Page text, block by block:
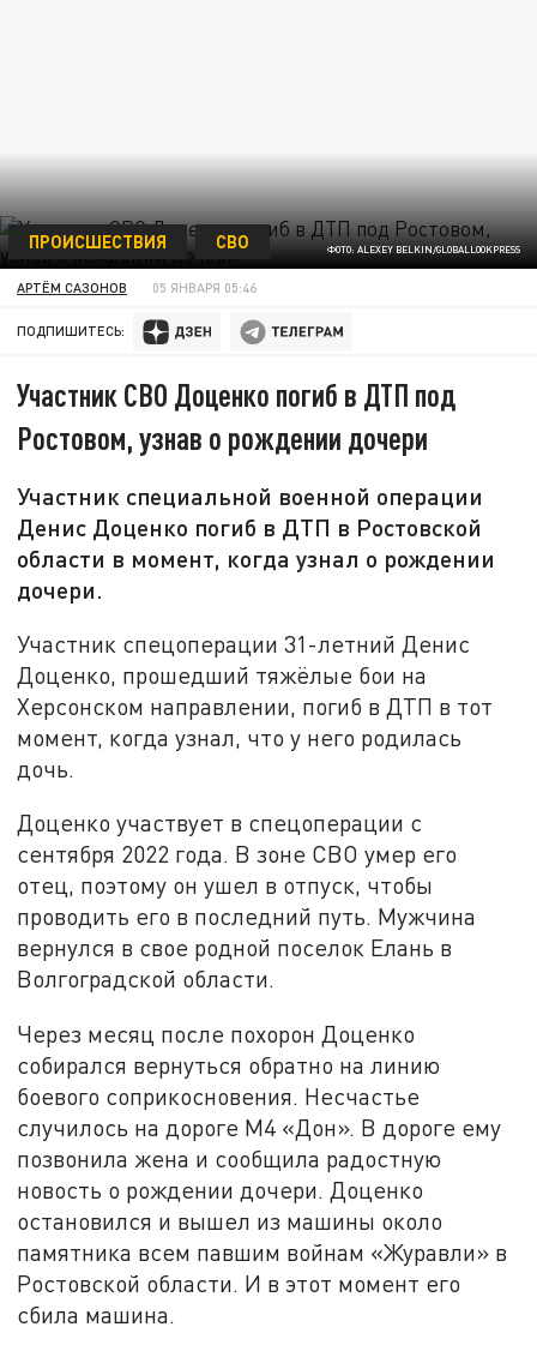
ФОТО: ALEXEY BELKIN/GLOBALLOOKPRESS
ПРОИСШЕСТВИЯ СВО
АРТЁМ САЗОНОВ 05 ЯНВАРЯ 05:46
ПОДПИШИТЕСЬ:
Участник СВО Доценко погиб в ДТП под
Ростовом, узнав о рождении дочери
Участник специальной военной операции
Денис Доценко погиб в ДТП в Ростовской
области в момент, когда узнал о рождении
дочери.
Участник спецоперации 31-летний Денис
Доценко, прошедший тяжёлые бои на
Херсонском направлении, погиб в ДТП в тот
момент, когда узнал, что у него родилась
дочь.
Доценко участвует в спецоперации с
сентября 2022 года. В зоне СВО умер его
отец, поэтому он ушел в отпуск, чтобы
проводить его в последний путь. Мужчина
вернулся в свое родной поселок Елань в
Волгоградской области.
Через месяц после похорон Доценко
собирался вернуться обратно на линию
боевого соприкосновения. Несчастье
случилось на дороге М4 «Дон». В дороге ему
позвонила жена и сообщила радостную
новость о рождении дочери. Доценко
остановился и вышел из машины около
памятника всем павшим войнам «Журавли» в
Ростовской области. И в этот момент его
сбила машина.